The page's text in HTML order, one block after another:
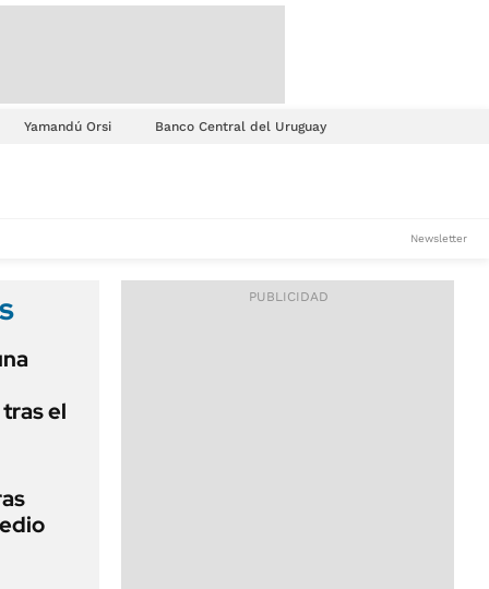
Yamandú Orsi Banco Central del Uruguay
Newsletter
el